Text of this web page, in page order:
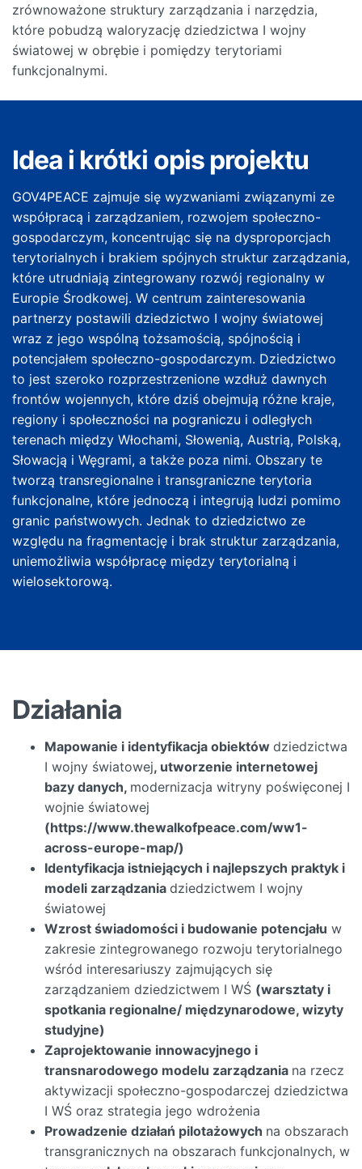
zrównoważone struktury zarządzania i narzędzia,
które pobudzą waloryzację dziedzictwa I wojny
światowej w obrębie i pomiędzy terytoriami
funkcjonalnymi.
Idea i krótki opis projektu
GOV4PEACE zajmuje się wyzwaniami związanymi ze
współpracą i zarządzaniem, rozwojem społeczno-
gospodarczym, koncentrując się na dysproporcjach
terytorialnych i brakiem spójnych struktur zarządzania,
które utrudniają zintegrowany rozwój regionalny w
Europie Środkowej. W centrum zainteresowania
partnerzy postawili dziedzictwo I wojny światowej
wraz z jego wspólną tożsamością, spójnością i
potencjałem społeczno-gospodarczym. Dziedzictwo
to jest szeroko rozprzestrzenione wzdłuż dawnych
frontów wojennych, które dziś obejmują różne kraje,
regiony i społeczności na pograniczu i odległych
terenach między Włochami, Słowenią, Austrią, Polską,
Słowacją i Węgrami, a także poza nimi. Obszary te
tworzą transregionalne i transgraniczne terytoria
funkcjonalne, które jednoczą i integrują ludzi pomimo
granic państwowych. Jednak to dziedzictwo ze
względu na fragmentację i brak struktur zarządzania,
uniemożliwia współpracę między terytorialną i
wielosektorową.
Działania
Mapowanie i identyfikacja obiektów dziedzictwa
I wojny światowej, utworzenie internetowej
bazy danych, modernizacja witryny poświęconej I
wojnie światowej
(https://www.thewalkofpeace.com/ww1-
across-europe-map/)
Identyfikacja istniejących i najlepszych praktyk i
modeli zarządzania dziedzictwem I wojny
światowej
Wzrost świadomości i budowanie potencjału w
zakresie zintegrowanego rozwoju terytorialnego
wśród interesariuszy zajmujących się
zarządzaniem dziedzictwem I WŚ (warsztaty i
spotkania regionalne/ międzynarodowe, wizyty
studyjne)
Zaprojektowanie innowacyjnego i
transnarodowego modelu zarządzania na rzecz
aktywizacji społeczno-gospodarczej dziedzictwa
I WŚ oraz strategia jego wdrożenia
Prowadzenie działań pilotażowych na obszarach
transgranicznych na obszarach funkcjonalnych, w